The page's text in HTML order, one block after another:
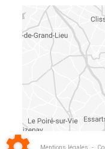
Mentions légales -